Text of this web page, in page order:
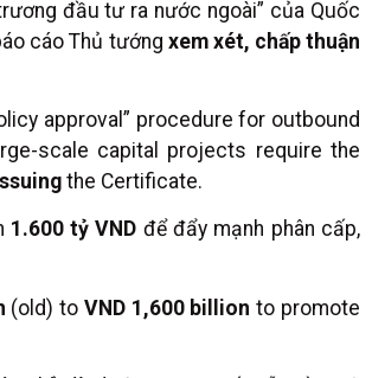
đầu tư ra nước ngoài” của Quốc
cáo Thủ tướng xem xét, chấp thuận
approval” procedure for outbound
scale capital projects require the
the Certificate.
1.600 tỷ VND để đẩy mạnh phân cấp,
(old) to VND 1,600 billion to promote